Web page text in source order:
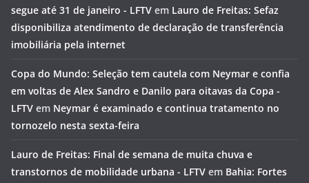
segue até 31 de janeiro - LFTV em Lauro de Freitas: Sefaz
disponibiliza atendimento de declaração de transferência
imobiliária pela internet
Copa do Mundo: Seleção tem cautela com Neymar e confia
em voltas de Alex Sandro e Danilo para oitavas da Copa -
LFTV em Neymar é examinado e continua tratamento no
tornozelo nesta sexta-feira
Lauro de Freitas: Final de semana de muita chuva e
transtornos de mobilidade urbana - LFTV em Bahia: Fortes